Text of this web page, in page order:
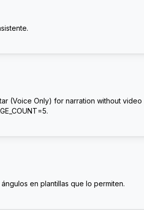
(Voice Only) for narration without video
en plantillas que lo permiten.